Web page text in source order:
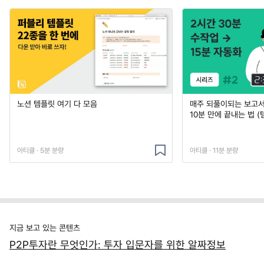
노션 템플릿 여기 다 모음
아티클 · 5분 분량
매주 되풀이되는 보고
10분 만에 끝내는 법 (
아티클 · 11분 분량
지금 보고 있는 콘텐츠
P2P투자란 무엇인가: 투자 입문자를 위한 알짜정보